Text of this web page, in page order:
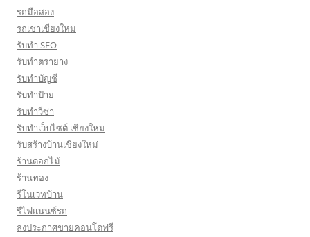
รถมือสอง
รถเช่าเชียงใหม่
รับทำ SEO
รับทำตรายาง
รับทำบัญชี
รับทำป้าย
รับทำวีซ่า
รับทำเว็บไซต์ เชียงใหม่
รับสร้างบ้านเชียงใหม่
ร้านดอกไม้
ร้านทอง
รีโนเวทบ้าน
รีไฟแนนซ์รถ
ลงประกาศขายคอนโดฟรี